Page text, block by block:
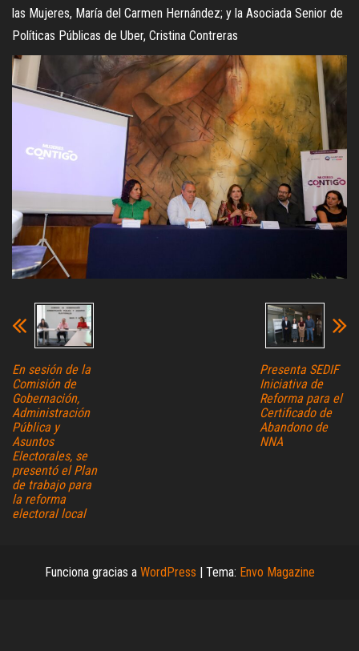
las Mujeres, María del Carmen Hernández; y la Asociada Senior de
Políticas Públicas de Uber, Cristina Contreras
En sesión de la
Comisión de
Gobernación,
Administración
Pública y
Asuntos
Electorales, se
presentó el Plan
de trabajo para
la reforma
electoral local
Presenta SEDIF
Iniciativa de
Reforma para el
Certificado de
Abandono de
NNA
Funciona gracias a WordPress | Tema: Envo Magazine